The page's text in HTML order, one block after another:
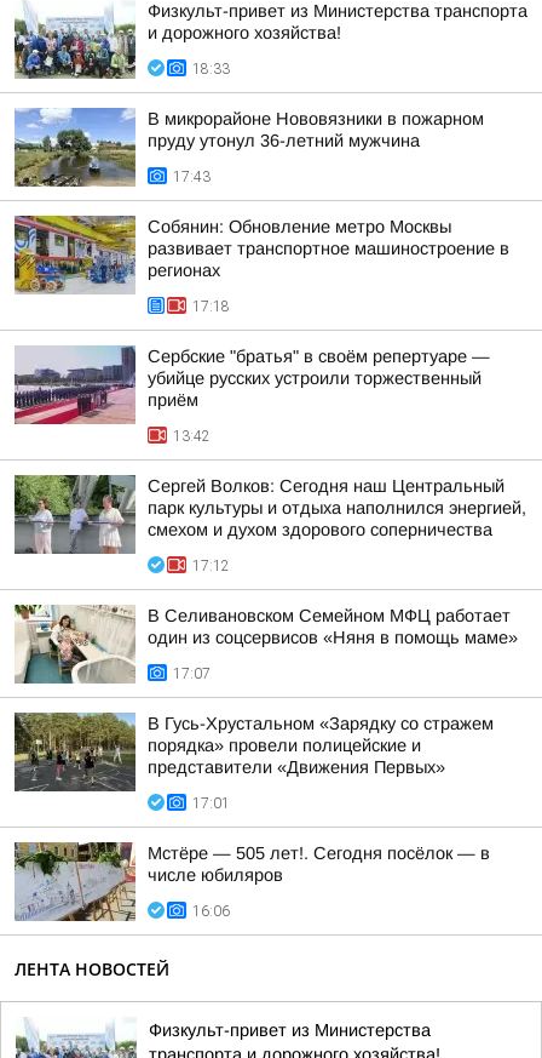
Физкульт-привет из Министерства транспорта
и дорожного хозяйства!
18:33
В микрорайоне Нововязники в пожарном
пруду утонул 36-летний мужчина
17:43
Собянин: Обновление метро Москвы
развивает транспортное машиностроение в
регионах
17:18
Сербские "братья" в своём репертуаре —
убийце русских устроили торжественный
приём
13:42
Сергей Волков: Сегодня наш Центральный
парк культуры и отдыха наполнился энергией,
смехом и духом здорового соперничества
17:12
В Селивановском Семейном МФЦ работает
один из соцсервисов «Няня в помощь маме»
17:07
В Гусь-Хрустальном «Зарядку со стражем
порядка» провели полицейские и
представители «Движения Первых»
17:01
Мстёре — 505 лет!. Сегодня посёлок — в
числе юбиляров
16:06
ЛЕНТА НОВОСТЕЙ
Физкульт-привет из Министерства